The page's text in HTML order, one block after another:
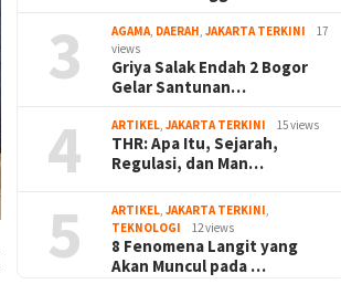
3 AGAMA DAERAH ,JAKARTA TERKINI
17
views
Griya Salak Endah 2 Bogor
Gelar Santunan…
4 ARTIKEL ,JAKARTA TERKINI 15 views
THR: Apa Itu, Sejarah,
Regulasi, dan Man…
5 ARTIKEL ,JAKARTA TERKINI
TEKNOLOGI
12 views
8 Fenomena Langit yang
Akan Muncul pada …